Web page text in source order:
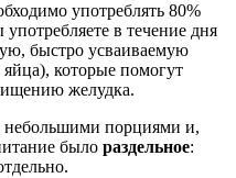
употреблять 80%
в течение дня
быстро усваиваемую
которые помогут
желудка.
небольшими порциями и,
было раздельное: